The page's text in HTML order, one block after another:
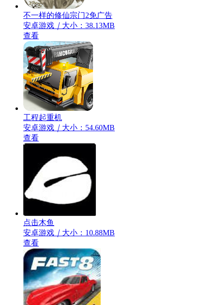
不一样的修仙宗门2免广告
安卓游戏 ｜ 大小：38.13MB
查看
工程起重机
安卓游戏 ｜ 大小：54.60MB
查看
点击木鱼
安卓游戏 ｜ 大小：10.88MB
查看